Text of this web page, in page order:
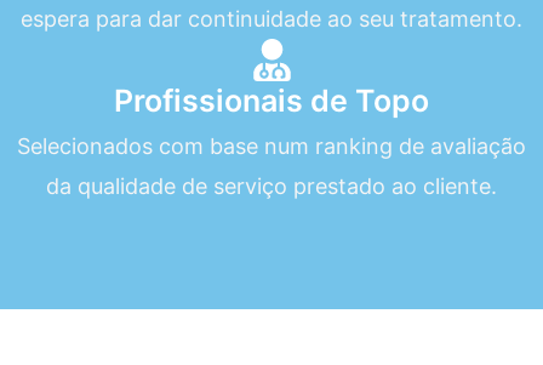
espera para dar continuidade ao seu tratamento.
Profissionais de Topo
Selecionados com base num ranking de avaliação
da qualidade de serviço prestado ao cliente.